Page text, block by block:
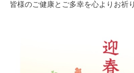
皆様のご健康とご多幸を心よりお祈